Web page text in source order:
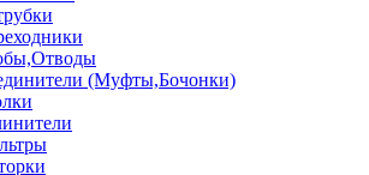
(Муфты,Бочонки)